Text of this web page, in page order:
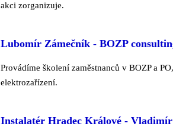
akci zorganizuje.
Lubomír Zámečník - BOZP
Provádíme školení zaměstnanců v BOZP a
elektrozařízení.
Instalatér Hradec Králové -